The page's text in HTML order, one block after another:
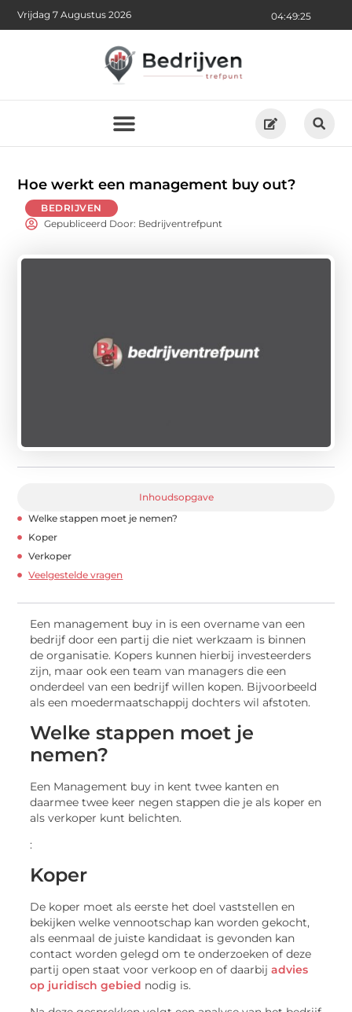
04:49:27
Vrijdag 7 Augustus 2026
Hoe werkt een management buy out?
BEDRIJVEN
Gepubliceerd Door: Bedrijventrefpunt
Inhoudsopgave
Welke stappen moet je nemen?
Koper
Verkoper
Veelgestelde vragen
Een management buy in is een overname van een
bedrijf door een partij die niet werkzaam is binnen
de organisatie. Kopers kunnen hierbij investeerders
zijn, maar ook een team van managers die een
onderdeel van een bedrijf willen kopen. Bijvoorbeeld
als een moedermaatschappij dochters wil afstoten.
Welke stappen moet je
nemen?
Een Management buy in kent twee kanten en
daarmee twee keer negen stappen die je als koper en
als verkoper kunt belichten.
:
Koper
De koper moet als eerste het doel vaststellen en
bekijken welke vennootschap kan worden gekocht,
als eenmaal de juiste kandidaat is gevonden kan
contact worden gelegd om te onderzoeken of deze
partij open staat voor verkoop en of daarbijadvies
op juridisch gebied nodig is.